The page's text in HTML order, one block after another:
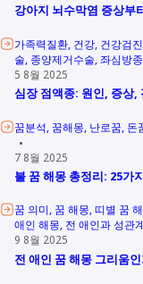
강아지 뇌수막염 증상부
가족력질환 건강 건강검진
술 종양제거수술 좌심방
5 8월 2025
심장 점액종: 원인, 증상,
꿈분석 꿈해몽 난로꿈 돈
7 8월 2025
불 꿈 해몽 총정리: 25가
꿈 의미 꿈 해몽 띠별 꿈
애인 해몽 전 애인과 성관
9 8월 2025
전 애인 꿈 해몽 그리움